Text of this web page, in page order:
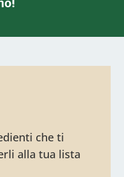
che ti
alla tua lista